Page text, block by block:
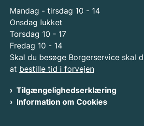
Mandag - tirsdag 10 - 14
Onsdag lukket
Torsdag 10 - 17
Fredag 10 - 14
Skal du besøge Borgerservice skal
at bestille tid i forvejen
Tilgængelighedserklæring
Information om Cookies